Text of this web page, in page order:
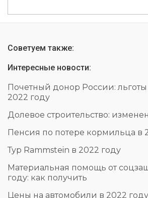
Советуем также:
Интересные новости:
Почетный донор России:
2022 году
Долевое строительство:
Пенсия по потере кормильца в
Тур Rammstein в 2022 году
Материальная помощь от
году: как получить
Цены на автомобили в 2022